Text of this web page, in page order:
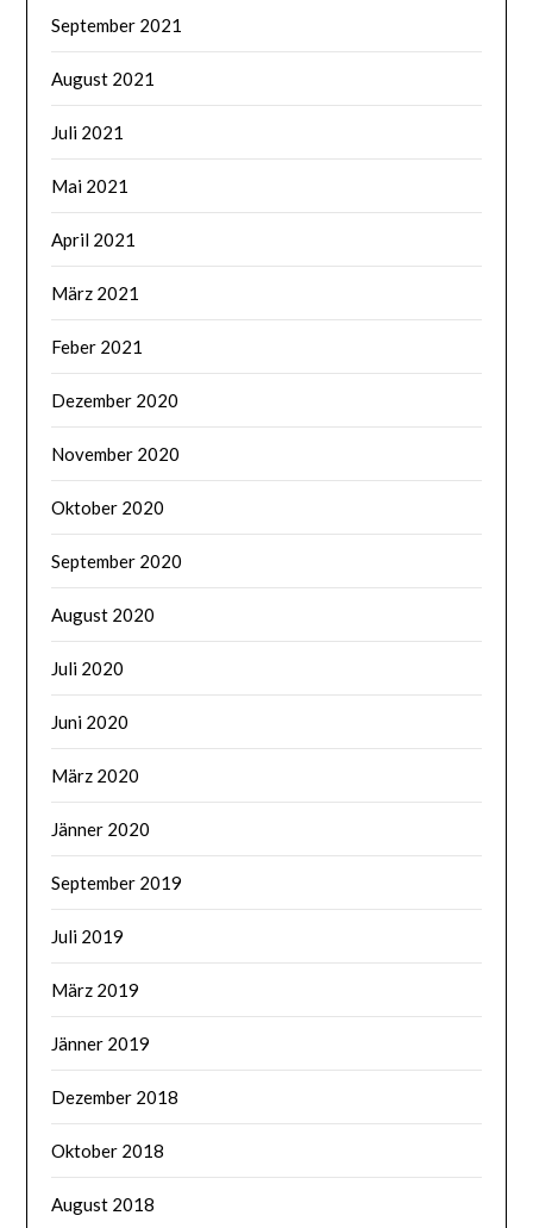
September 2021
August 2021
Juli 2021
Mai 2021
April 2021
März 2021
Feber 2021
Dezember 2020
November 2020
Oktober 2020
September 2020
August 2020
Juli 2020
Juni 2020
März 2020
Jänner 2020
September 2019
Juli 2019
März 2019
Jänner 2019
Dezember 2018
Oktober 2018
August 2018